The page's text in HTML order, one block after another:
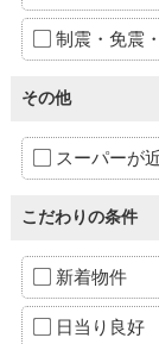
制震・免震
その他
スーパーが
こだわりの条件
新着物件
日当り良好